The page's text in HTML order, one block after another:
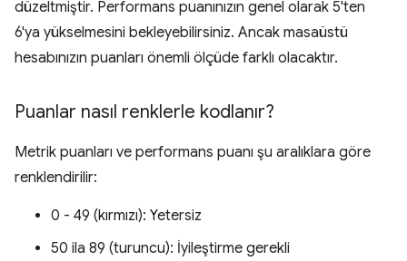
düzeltmiştir. Performans puanınızın genel olarak 5'ten
6'ya yükselmesini bekleyebilirsiniz. Ancak masaüstü
hesabınızın puanları önemli ölçüde farklı olacaktır.
Puanlar nasıl renklerle kodlanır?
Metrik puanları ve performans puanı şu aralıklara göre
renklendirilir:
0 - 49 (kırmızı): Yetersiz
50 ila 89 (turuncu): İyileştirme gerekli